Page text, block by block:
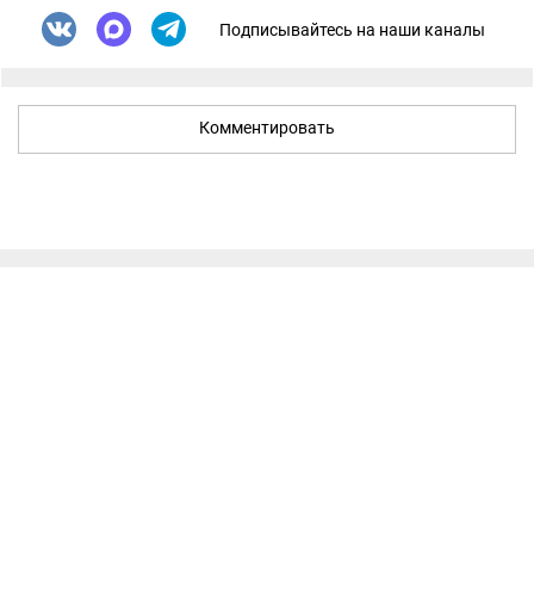
Подписывайтесь на наши каналы
Комментировать